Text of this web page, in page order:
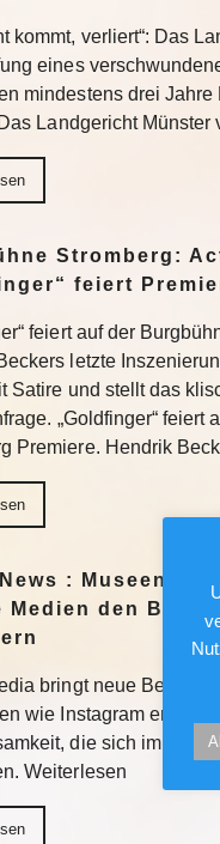
kommt, verliert“: Das
eines
mindestens drei Jahre
Landgericht
Stromberg:
feiert
feiert auf der
letzte
Satire und stellt das
„Goldfinger“ feiert
Premiere. Hendrik
: Museen für
Medien den Blick
bringt neue
wie Instagram
die sich im Feed
Weiterlesen